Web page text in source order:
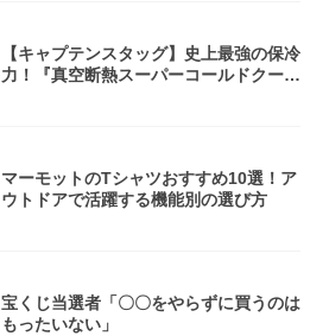
【キャプテンスタッグ】史上最強の保冷
力！『真空断熱スーパーコールドクーラ
マーモットのTシャツおすすめ10選！ア
ウトドアで活躍する機能別の選び方
宝くじ当選者「〇〇をやらずに買うのは
もったいない」